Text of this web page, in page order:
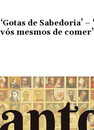
‘Gotas de Sabedoria’ –
vós mesmos de